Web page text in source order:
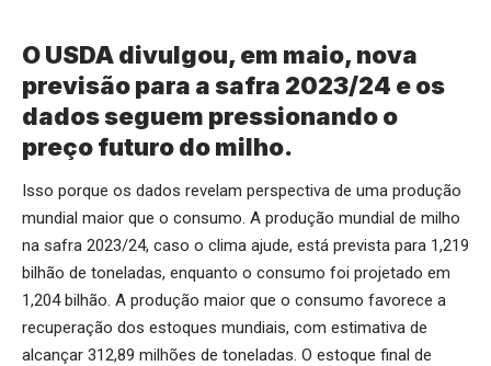
O USDA divulgou, em maio, nova
previsão para a safra 2023/24 e os
dados seguem pressionando o
preço futuro do milho.
Isso porque os dados revelam perspectiva de uma produção
mundial maior que o consumo. A produção mundial de milho
na safra 2023/24, caso o clima ajude, está prevista para 1,219
bilhão de toneladas, enquanto o consumo foi projetado em
1,204 bilhão. A produção maior que o consumo favorece a
recuperação dos estoques mundiais, com estimativa de
alcançar 312,89 milhões de toneladas. O estoque final de